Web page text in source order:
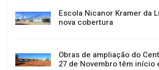
Escola Nicanor Kramer da
nova cobertura
Obras de ampliação do
27 de Novembro têm início